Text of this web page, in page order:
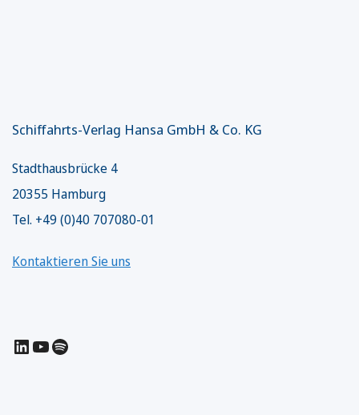
Schiffahrts-Verlag Hansa GmbH & Co. KG
Stadthausbrücke 4
20355 Hamburg
Tel. +49 (0)40 707080-01
Kontaktieren Sie uns
LinkedIn
YouTube
Spotify